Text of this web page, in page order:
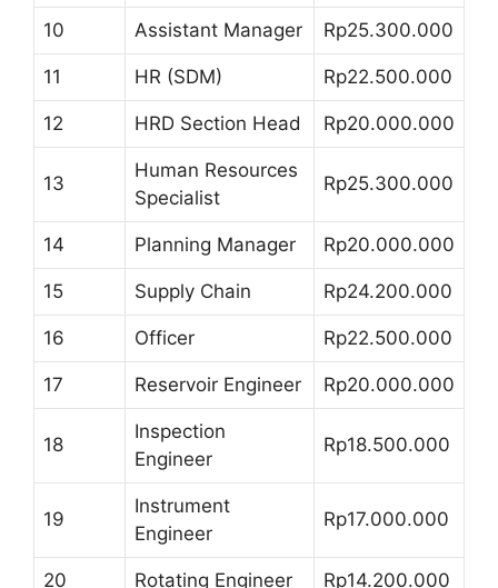
10 Assistant Manager Rp25.300.000
11 HR (SDM) Rp22.500.000
12 HRD Section Head Rp20.000.000
13
Human Resources
Specialist
Rp25.300.000
14 Planning Manager Rp20.000.000
15 Supply Chain Rp24.200.000
16 Officer Rp22.500.000
17 Reservoir Engineer Rp20.000.000
18
Inspection
Engineer
Rp18.500.000
19
Instrument
Engineer
Rp17.000.000
20 Rotating Engineer Rp14.200.000